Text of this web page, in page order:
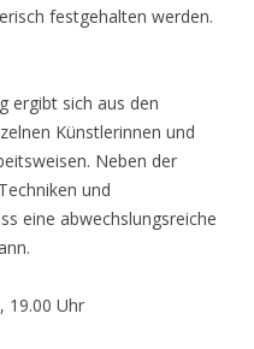
festgehalten werden.
ergibt sich aus den
Künstlerinnen und
Neben der
und
eine abwechslungsreiche
19.00 Uhr